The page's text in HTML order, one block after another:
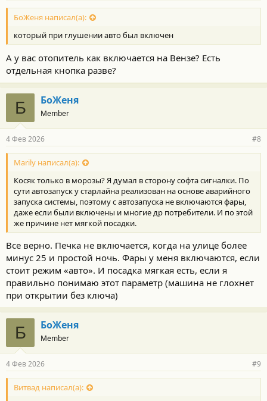
БоЖеня написал(а):
который при глушении авто был включен
А у вас отопитель как включается на Вензе? Есть
отдельная кнопка разве?
Б БоЖеня
Member
4 Фев 2026 #8
Marily написал(а):
Косяк только в морозы? Я думал в сторону софта сигналки. По
сути автозапуск у старлайна реализован на основе аварийного
запуска системы, поэтому с автозапуска не включаются фары,
даже если были включены и многие др потребители. И по этой
же причине нет мягкой посадки.
Все верно. Печка не включается, когда на улице более
минус 25 и простой ночь. Фары у меня включаются, если
стоит режим «авто». И посадка мягкая есть, если я
правильно понимаю этот параметр (машина не глохнет
при открытии без ключа)
Б БоЖеня
Member
4 Фев 2026 #9
Витвад написал(а):